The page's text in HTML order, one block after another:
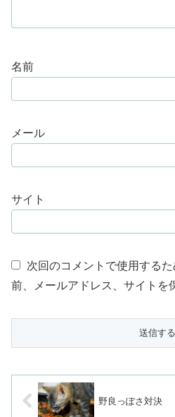
名前
メール
サイト
次回のコメントで使用する
前、メールアドレス、サイトを
野良っぽさ対決